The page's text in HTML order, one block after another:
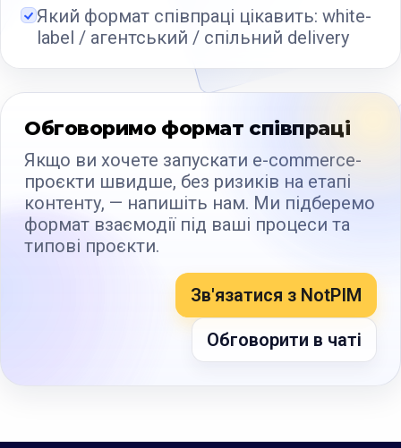
Який формат співпраці цікавить: white-
label / агентський / спільний delivery
Обговоримо формат співпраці
Якщо ви хочете запускати e-commerce-
проєкти швидше, без ризиків на етапі
контенту, — напишіть нам. Ми підберемо
формат взаємодії під ваші процеси та
типові проєкти.
Зв'язатися з NotPIM
Обговорити в чаті